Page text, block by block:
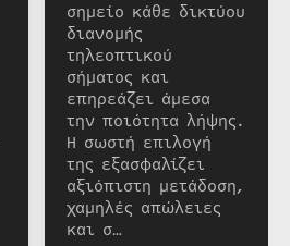
σημείο κάθε δικτύου
διανομής
τηλεοπτικού
σήματος και
επηρεάζει άμεσα
την ποιότητα λήψης.
Η σωστή επιλογή
της εξασφαλίζει
αξιόπιστη μετάδοση,
χαμηλές απώλειες
και σ…